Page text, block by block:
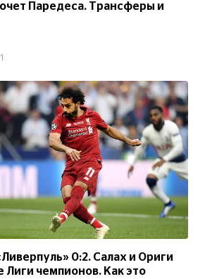
Паредеса. Трансферы и
0:2. Салах и Ориги
Лиги чемпионов. Как это